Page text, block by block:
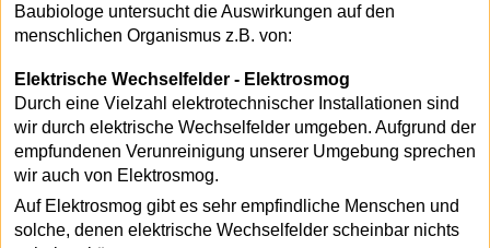
Baubiologe untersucht die Auswirkungen auf den
menschlichen Organismus z.B. von:
Elektrische Wechselfelder - Elektrosmog
Durch eine Vielzahl elektrotechnischer Installationen sind
wir durch elektrische Wechselfelder umgeben. Aufgrund der
empfundenen Verunreinigung unserer Umgebung sprechen
wir auch von Elektrosmog.
Auf Elektrosmog gibt es sehr empfindliche Menschen und
solche, denen elektrische Wechselfelder scheinbar nichts